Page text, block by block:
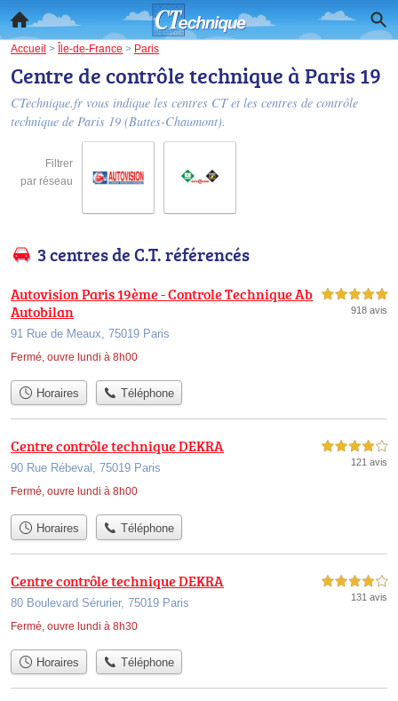
Accueil > Île-de-France > Paris
Centre de contrôle technique à Paris 19
CTechnique.fr vous indique les centres CT et les centres de contrôle
technique de Paris 19 (Buttes-Chaumont).
Filtrer
par réseau
3 centres de C.T. référencés
Autovision Paris 19ème - Controle Technique Ab
Autobilan
91 Rue de Meaux, 75019 Paris
Fermé, ouvre lundi à 8h00
5,0 étoiles sur 5
918 avis
Horaires Téléphone
Centre contrôle technique DEKRA
90 Rue Rébeval, 75019 Paris
Fermé, ouvre lundi à 8h00
4,0 étoiles sur 5
121 avis
Horaires Téléphone
Centre contrôle technique DEKRA
80 Boulevard Sérurier, 75019 Paris
Fermé, ouvre lundi à 8h30
4,0 étoiles sur 5
131 avis
Horaires Téléphone